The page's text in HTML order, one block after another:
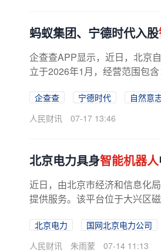
蚂蚁集团、宁德时代入股
企查查APP显示，近日，北京
立于2026年1月，经营范围包含
企查查 宁德时代
自然意
人民财讯
07-17 13:46
北京电力具身智能机器人
近日，由北京市经济和信息化
提供服务。该平台位于大兴区
北京电力 国网北京电力公司
人民财讯
朱雨蒙 07-14 11:13